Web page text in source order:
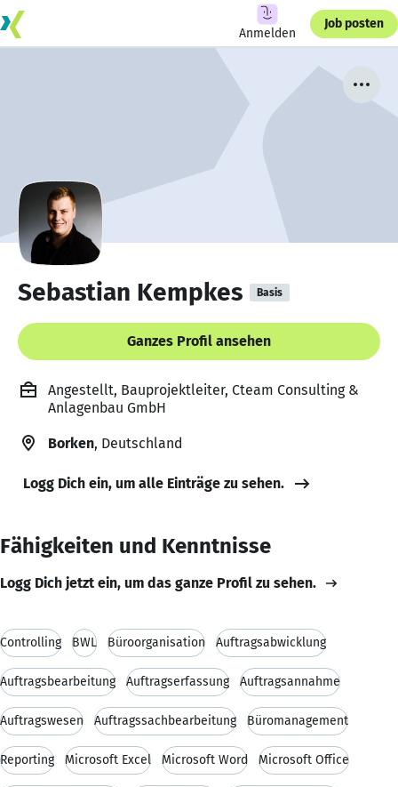
Anmelden
Job posten
Sebastian Kempkes Basis
Ganzes Profil ansehen
Angestellt, Bauprojektleiter, Cteam Consulting &
Anlagenbau GmbH
Borken, Deutschland
Logg Dich ein, um alle Einträge zu sehen.
Fähigkeiten und Kenntnisse
Logg Dich jetzt ein, um das ganze Profil zu sehen.
Controlling BWL Büroorganisation Auftragsabwicklung
Auftragsbearbeitung Auftragserfassung Auftragsannahme
Auftragswesen Auftragssachbearbeitung Büromanagement
Reporting Microsoft Excel Microsoft Word Microsoft Office